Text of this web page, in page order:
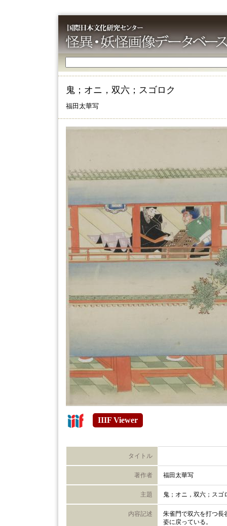
鬼；オニ，双六；スゴロク
福田太華写
IIIF Viewer
タイトル
著作者 福田太華写
主題 鬼；オニ，双六；スゴ
内容記述
朱雀門で双六を打つ長
姿に戻っている。